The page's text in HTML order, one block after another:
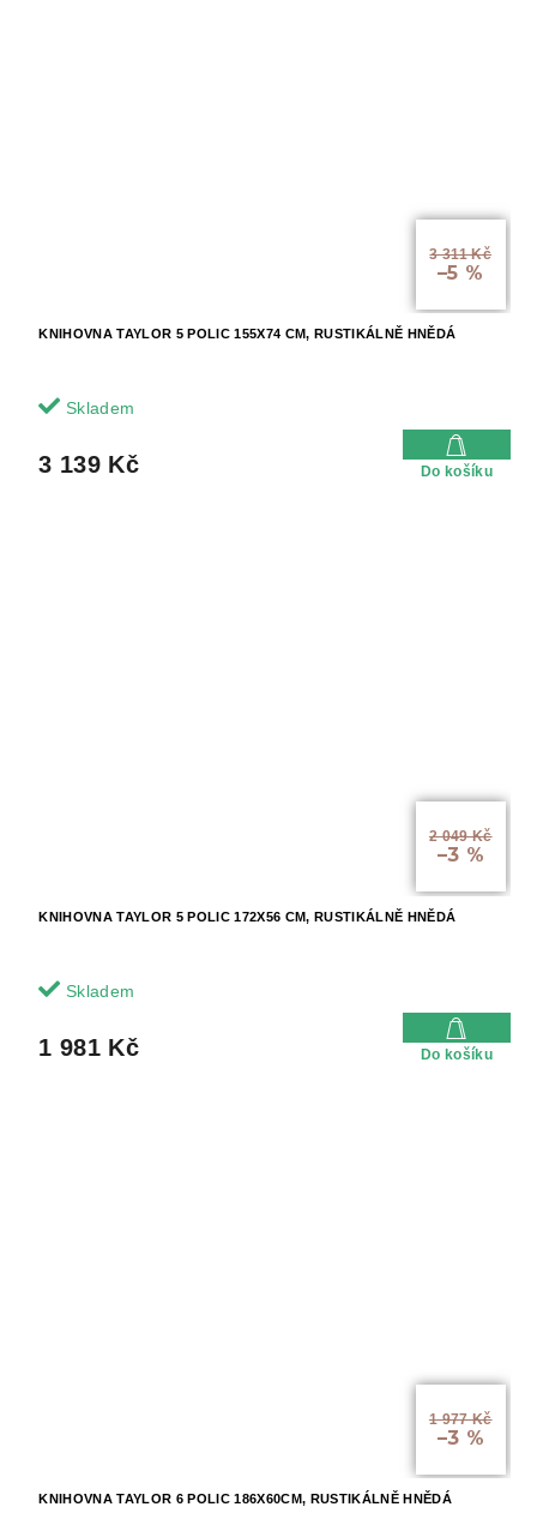
3 311 Kč
–5 %
KNIHOVNA TAYLOR 5 POLIC 155X74 CM, RUSTIKÁLNĚ HNĚDÁ
Skladem
3 139 Kč Do košíku
2 049 Kč
–3 %
KNIHOVNA TAYLOR 5 POLIC 172X56 CM, RUSTIKÁLNĚ HNĚDÁ
Skladem
1 981 Kč Do košíku
1 977 Kč
–3 %
KNIHOVNA TAYLOR 6 POLIC 186X60CM, RUSTIKÁLNĚ HNĚDÁ